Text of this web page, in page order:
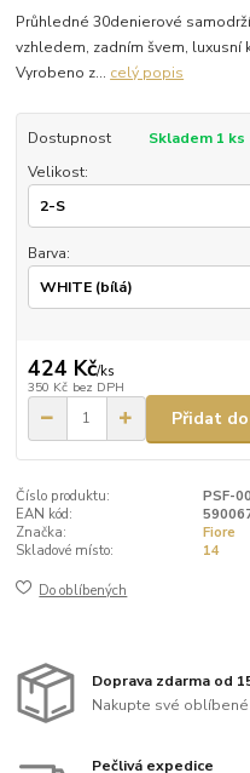
Průhledné 30denierové
vzhledem, zadním švem,
Vyrobeno z... celý popis
Dostupnost
Skladem 1 ks
Velikost:
Barva:
424 Kč/ks
350 Kč bez DPH
Přidat
Číslo produktu:
PSF-
EAN kód:
Značka:
Fiore
Skladové místo:
14
Do oblíbených
Doprava zdarma od
Nakupte své
Pečlivá expedice